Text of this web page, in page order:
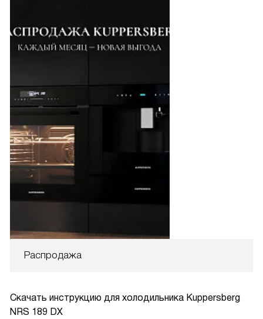
Распродажа
Скачать инструкцию для холодильника Kuppersberg
NRS 189 DX